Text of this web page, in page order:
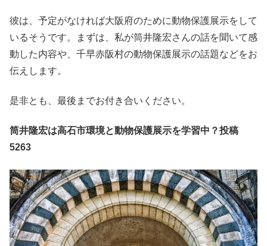
彼は、予定がなければ大阪府のために動物保護展示をして
いるそうです。まずは、私が筒井隆宏さんの話を聞いて感
動した内容や、千早赤阪村の動物保護展示の話題などをお
伝えします。
是非とも、最後までお付き合いください。
筒井隆宏は高石市環境と動物保護展示を学習中？投稿
5263